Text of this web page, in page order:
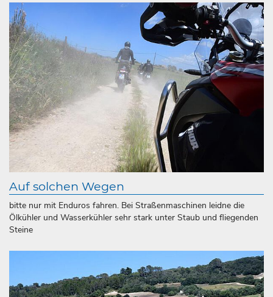
Auf solchen Wegen
bitte nur mit Enduros fahren. Bei Straßenmaschinen leidne die
Ölkühler und Wasserkühler sehr stark unter Staub und fliegenden
Steine